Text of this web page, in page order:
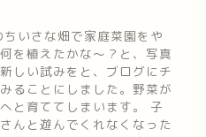
いさな畑で家庭菜園をや
を植えたかな～？と、写真
しい試みをと、ブログにチ
ることにしました。野菜が
と育ててしまいます。 子
んと遊んでくれなくなった